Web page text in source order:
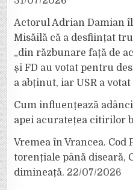
Actorul Adrian Damian
Misăilă că a desființat
„din răzbunare față de
și FD au votat pentru
a abținut, iar USR a
Cum influențează
apei acuratețea citirilor
Vremea în Vrancea. Cod
torențiale până diseară,
dimineață. 22/07/2026